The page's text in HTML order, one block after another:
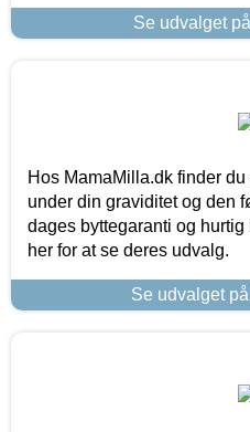
Se udvalget
Hos MamaMilla.dk finder
under din graviditet og den
dages byttegaranti og
her for at se deres udvalg.
Se udvalget